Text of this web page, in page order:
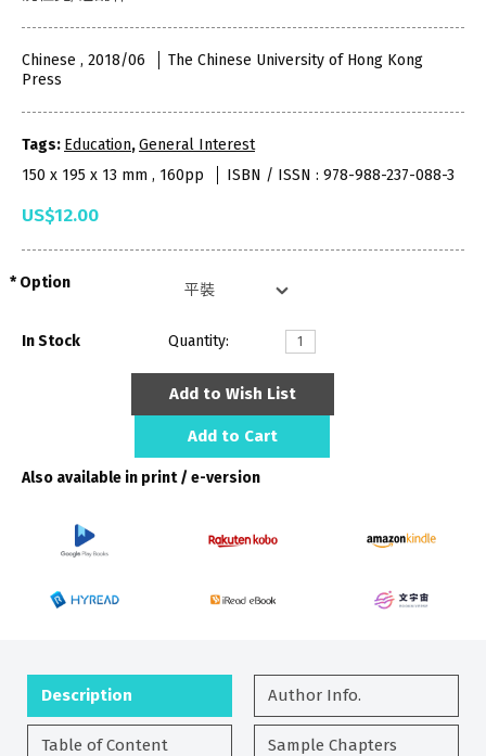
Chinese , 2018/06
The Chinese University of Hong Kong
Press
Tags: Education,General Interest
150 x 195 x 13 mm , 160pp
ISBN / ISSN : 978-988-237-088-3
US$12.00
Option
In Stock Quantity:
Add to Wish List
Add to Cart
Also available in print / e-version
Description Author Info.
Table of Content Sample Chapters